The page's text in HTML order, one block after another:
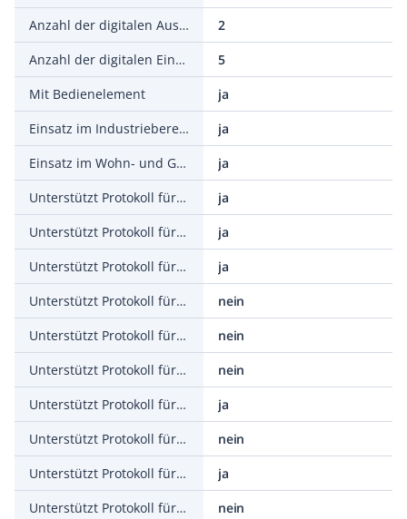
Anzahl der digitalen Ausgänge
2
Anzahl der digitalen Eingänge
5
Mit Bedienelement
ja
Einsatz im Industriebereich zulässig
ja
Einsatz im Wohn- und Gewerbebereich zulässig
ja
Unterstützt Protokoll für TCP/IP
ja
Unterstützt Protokoll für PROFIBUS
ja
Unterstützt Protokoll für CAN
ja
Unterstützt Protokoll für INTERBUS
nein
Unterstützt Protokoll für ASI
nein
Unterstützt Protokoll für KNX
nein
Unterstützt Protokoll für Modbus
ja
Unterstützt Protokoll für Data-Highway
nein
Unterstützt Protokoll für DeviceNet
ja
Unterstützt Protokoll für SUCONET
nein